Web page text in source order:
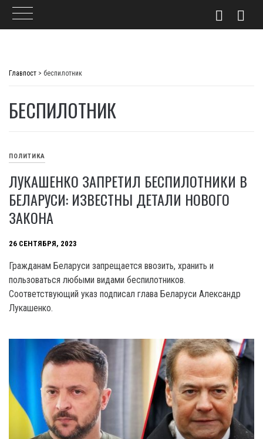
Главпост > беспилотник
БЕСПИЛОТНИК
ПОЛИТИКА
ЛУКАШЕНКО ЗАПРЕТИЛ БЕСПИЛОТНИКИ В
БЕЛАРУСИ: ИЗВЕСТНЫ ДЕТАЛИ НОВОГО
ЗАКОНА
26 СЕНТЯБРЯ, 2023
Гражданам Беларуси запрещается ввозить, хранить и
пользоваться любыми видами беспилотников.
Соответствующий указ подписал глава Беларуси Александр
Лукашенко.